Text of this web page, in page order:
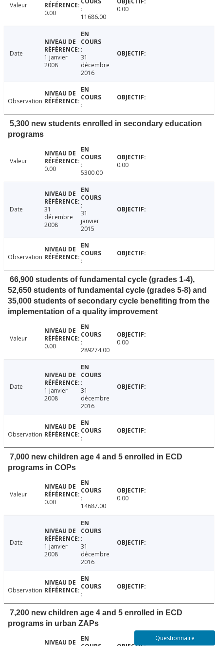
Valeur
0.00
11686.00
0.00
Date
1 janvier
2008
31
décembre
2016
Observation
5,300 new students enrolled in secondary education
programs
Valeur
0.00
5300.00
0.00
Date
31
décembre
2008
31
janvier
2015
Observation
66,900 students of fundamental cycle (grades 1-4),
52,650 students of fundamental cycle (grades 5-8) and
35,000 students of secondary cycle benefiting from the
implementation of a quality improvement
Valeur
0.00
289274.00
0.00
Date
1 janvier
2008
31
décembre
2016
Observation
7,000 new children age 4 and 5 enrolled in ECD
programs in COPs
Valeur
0.00
14687.00
0.00
Date
1 janvier
2008
31
décembre
2016
Observation
7,200 new children age 4 and 5 enrolled in ECD
programs in urban ZAPs
Questionnaire